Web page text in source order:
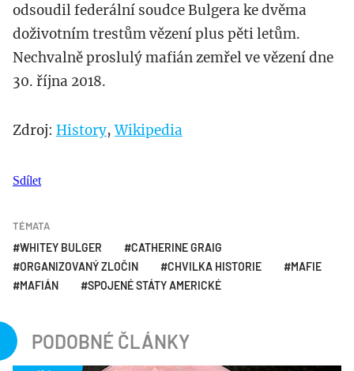
odsoudil federální soudce Bulgera ke dvěma
doživotním trestům vězení plus pěti letům.
Nechvalně proslulý mafián zemřel ve vězení dne
30. října 2018.
Zdroj: History,Wikipedia
Sdílet
TÉMATA
WHITEY BULGER
CATHERINE GRAIG
ORGANIZOVANÝ ZLOČIN
CHVILKA HISTORIE
MAFIE
MAFIÁN
SPOJENÉ STÁTY AMERICKÉ
PODOBNÉ ČLÁNKY